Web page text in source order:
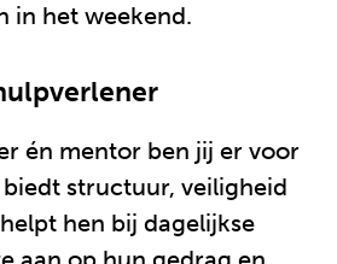
in het weekend.
én mentor ben jij er voor
structuur, veiligheid
hen bij dagelijkse